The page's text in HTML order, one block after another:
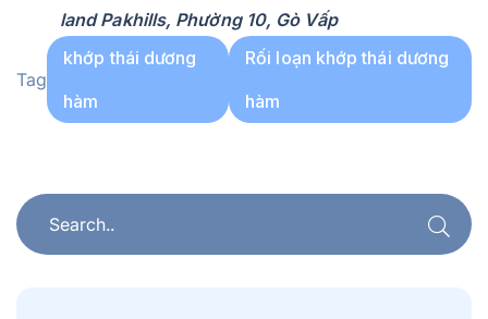
land Pakhills, Phường 10, Gò Vấp
Tag
khớp thái dương
hàm
Rối loạn khớp thái dương
hàm